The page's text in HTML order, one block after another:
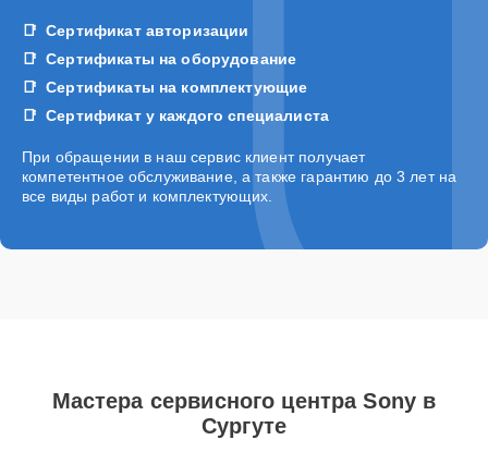
Сертификат авторизации
Сертификаты на оборудование
Сертификаты на комплектующие
Сертификат у каждого специалиста
При обращении в наш сервис клиент получает
компетентное обслуживание, а также гарантию до 3 лет на
все виды работ и комплектующих.
Мастера сервисного центра Sony в
Сургуте